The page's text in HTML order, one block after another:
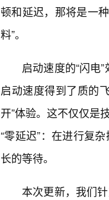
顿和延迟，那将是一
料”。
启动速度的“闪电
启动速度得到了质的
开”体验。这不仅仅是
“零延迟”：在进行复
长的等待。
本次更新，我们